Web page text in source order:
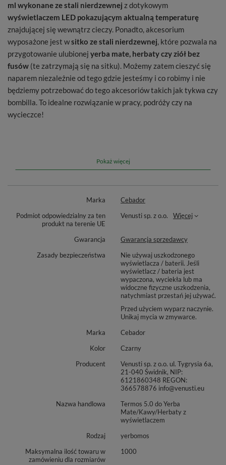
ml wykonane ze stali nierdzewnej z dotykowym
wyświetlaczem LED pokazującym aktualną temperaturę
znajdującej się wewnątrz cieczy. Ponadto, akcesorium
wyposażone jest wsitko ze stali nierdzewnej, które pozwala na
przygotowanie ulubionej yerba mate, herbaty czy ziół bez
fusów (te zatrzymają się na sitku). Możemy zatem cieszyć się
naparem niezależnie od tego gdzie jesteśmy i co robimy i nie
będziemy potrzebować do tego akcesoriów takich jak tykwa czy
bombilla. To idealne rozwiązanie w pracy, podróży czy na
wycieczce!
nawet najbardziej wymagającym. Sprawdzi się również jako
prezent.
Wykonane ze stali nierdzewnej
Wyposażone w specjalne sitko pozwalające na
przygotowanie w termosie naparu bez fusów
W całości wolne od BPA (rodzaju tworzywa sztucznego,
który może być szkodliwy dla zdrowia)
Posiada izolowane próżniowo podwójne ścianki
zapewniające utrzymywanie pożądanej temperatury
Stylowy design opracowany przez renomowanych
Średnica: 6,5 cm
Uwaga! Gwarancja nie obejmuje wyczerpania się
Pokaż więcej
Marka
Cebador
Podmiot odpowiedzialny za ten
produkt na terenie UE
Venusti sp. z o.o. Więcej
Gwarancja
Gwarancja sprzedawcy
Zasady bezpieczeństwa
Nie używaj uszkodzonego
wyświetlacza / baterii. Jeśli
wyświetlacz / bateria jest
wypaczona, wyciekła lub ma
widoczne fizyczne uszkodzenia,
natychmiast przestań jej używać.
Przed użyciem wyparz naczynie.
Unikaj mycia w zmywarce.
Marka
Cebador
Kolor
Czarny
Producent
Venusti sp. z o.o. ul. Tygrysia 6a,
21-040 Świdnik, NIP:
6121860348 REGON:
366578876 info@venusti.eu
Nazwa handlowa
Termos 5.0 do Yerba
Mate/Kawy/Herbaty z
wyświetlaczem
Rodzaj
yerbomos
Maksymalna ilość towaru w
zamówieniu dla rozmiarów
1000